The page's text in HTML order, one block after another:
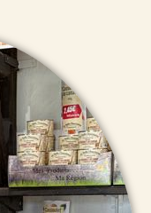
au porc et saucisse
au porc et